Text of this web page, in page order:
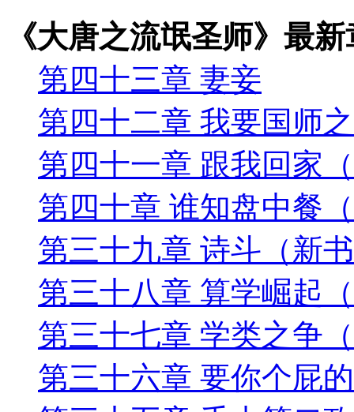
《大唐之流氓圣师》最
第四十三章 妻妾
第四十二章 我要国师
第四十一章 跟我回家
第四十章 谁知盘中餐
第三十九章 诗斗（新
第三十八章 算学崛起
第三十七章 学类之争
第三十六章 要你个屁